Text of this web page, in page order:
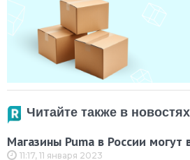
Читайте также в
Магазины Puma в России могут
11:17, 11 января 2023